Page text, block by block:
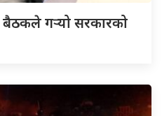
बैठकले गर्‍यो सरकारको